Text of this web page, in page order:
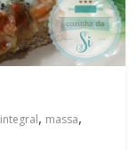
integral, massa,